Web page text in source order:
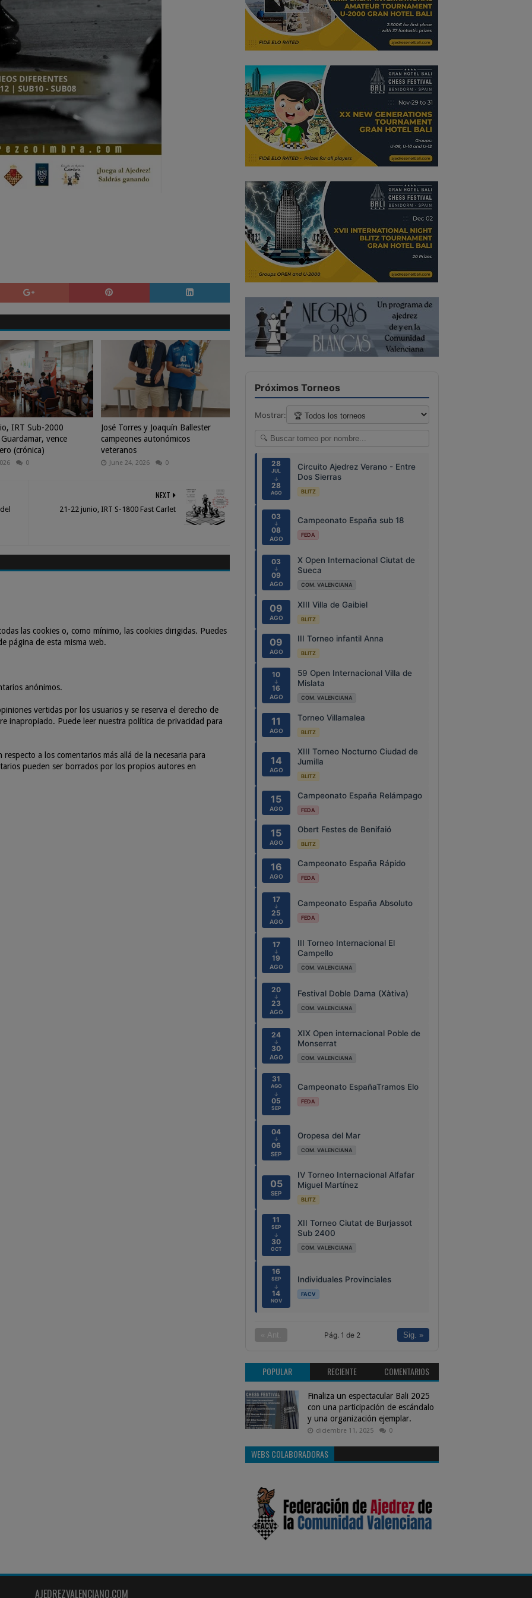
IRT Sub-2000
vence
(crónica)
0
José Torres y Joaquín Ballester
campeones autonómicos
veteranos
June 24, 2026 0
NEXT
21-22 junio, IRT S-1800 Fast Carlet
las cookies o, como mínimo, las cookies dirigidas. Puedes
página de esta misma web.
anónimos.
vertidas por los usuarios y se reserva el derecho de
inapropiado. Puede leer nuestra política de privacidad para
a los comentarios más allá de la necesaria para
pueden ser borrados por los propios autores en
Próximos Torneos
Mostrar:
28
JUL
↓
28
AGO
Circuito Ajedrez Verano - Entre
Dos Sierras
BLITZ
03
↓
08
AGO
Campeonato España sub 18
FEDA
03
↓
09
AGO
X Open Internacional Ciutat de
Sueca
COM. VALENCIANA
09
AGO
XIII Villa de Gaibiel
BLITZ
09
AGO
III Torneo infantil Anna
BLITZ
10
↓
16
AGO
59 Open Internacional Villa de
Mislata
COM. VALENCIANA
11
AGO
Torneo Villamalea
BLITZ
14
AGO
XIII Torneo Nocturno Ciudad de
Jumilla
BLITZ
15
AGO
Campeonato España Relámpago
FEDA
15
AGO
Obert Festes de Benifaió
BLITZ
16
AGO
Campeonato España Rápido
FEDA
17
↓
25
AGO
Campeonato España Absoluto
FEDA
17
↓
19
AGO
III Torneo Internacional El
Campello
COM. VALENCIANA
20
↓
23
AGO
Festival Doble Dama (Xàtiva)
COM. VALENCIANA
24
↓
30
AGO
XIX Open internacional Poble de
Monserrat
COM. VALENCIANA
31
AGO
↓
05
SEP
Campeonato EspañaTramos Elo
FEDA
04
↓
06
SEP
Oropesa del Mar
COM. VALENCIANA
05
SEP
IV Torneo Internacional Alfafar
Miguel Martínez
BLITZ
11
SEP
↓
30
OCT
XII Torneo Ciutat de Burjassot
Sub 2400
COM. VALENCIANA
16
SEP
↓
14
NOV
Individuales Provinciales
FACV
« Ant. Pág. 1 de 2 Sig. »
POPULAR RECIENTE COMENTARIOS
Finaliza un espectacular Bali 2025
con una participación de escándalo
y una organización ejemplar.
diciembre 11, 2025 0
WEBS COLABORADORAS
AJEDREZVALENCIANO.COM